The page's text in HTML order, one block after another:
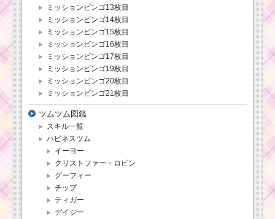
ミッションビンゴ13枚目
ミッションビンゴ14枚目
ミッションビンゴ15枚目
ミッションビンゴ16枚目
ミッションビンゴ17枚目
ミッションビンゴ19枚目
ミッションビンゴ20枚目
ミッションビンゴ21枚目
ツムツム図鑑
スキル一覧
ハピネスツム
イーヨー
クリストファー・ロビン
グーフィー
チップ
ティガー
デイジー